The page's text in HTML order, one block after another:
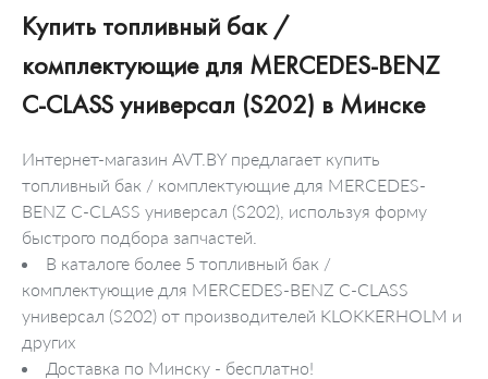
Купить топливный бак /
комплектующие для MERCEDES-BENZ
C-CLASS универсал (S202) в Минске
Интернет-магазин AVT.BY предлагает купить
топливный бак / комплектующие для MERCEDES-
BENZ C-CLASS универсал (S202), используя форму
быстрого подбора запчастей.
В каталоге более 5 топливный бак /
комплектующие для MERCEDES-BENZ C-CLASS
универсал (S202) от производителей KLOKKERHOLM и
других
Доставка по Минску - бесплатно!